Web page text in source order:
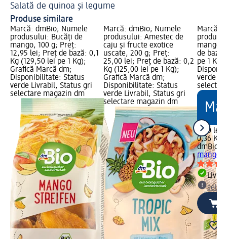
Salată de quinoa și legume
Produse similare
Marcă: dmBio; Numele
produsului: Bucăți de
mango, 100 g; Preț:
12,95 lei; Preț de bază: 0,1
Kg (129,50 lei pe 1 Kg);
Grafică Marcă dm;
Disponibilitate: Status
verde Livrabil, Status gri
selectare magazin dm
Marcă: dmBio; Numele
produsului: Amestec de
caju și fructe exotice
uscate, 200 g; Preț:
25,00 lei; Preț de bază: 0,2
Kg (125,00 lei pe 1 Kg);
Grafică Marcă dm;
Disponibilitate: Status
verde Livrabil, Status gri
selectare magazin dm
Marcă:
mango;
de
pe 1
verde
7,40 lei
0,36 Kg
dmBio
mango